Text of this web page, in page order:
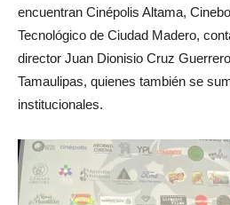
encuentran Cinépolis Altama,
Tecnológico de Ciudad Madero,
director Juan Dionisio Cruz
Tamaulipas, quienes también se
institucionales.